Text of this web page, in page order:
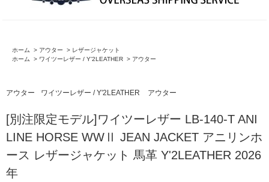
ホーム > アウター > レザージャケット
ホーム
> ワイツーレザー / Y'2LEATHER > アウター
アウター ワイツーレザー / Y'2LEATHER アウター
[別注限定モデル]ワイツーレザー LB-140-T ANI
LINE HORSE WWⅡ JEAN JACKET アニリンホ
ース レザージャケット 馬革 Y'2LEATHER 2026
年